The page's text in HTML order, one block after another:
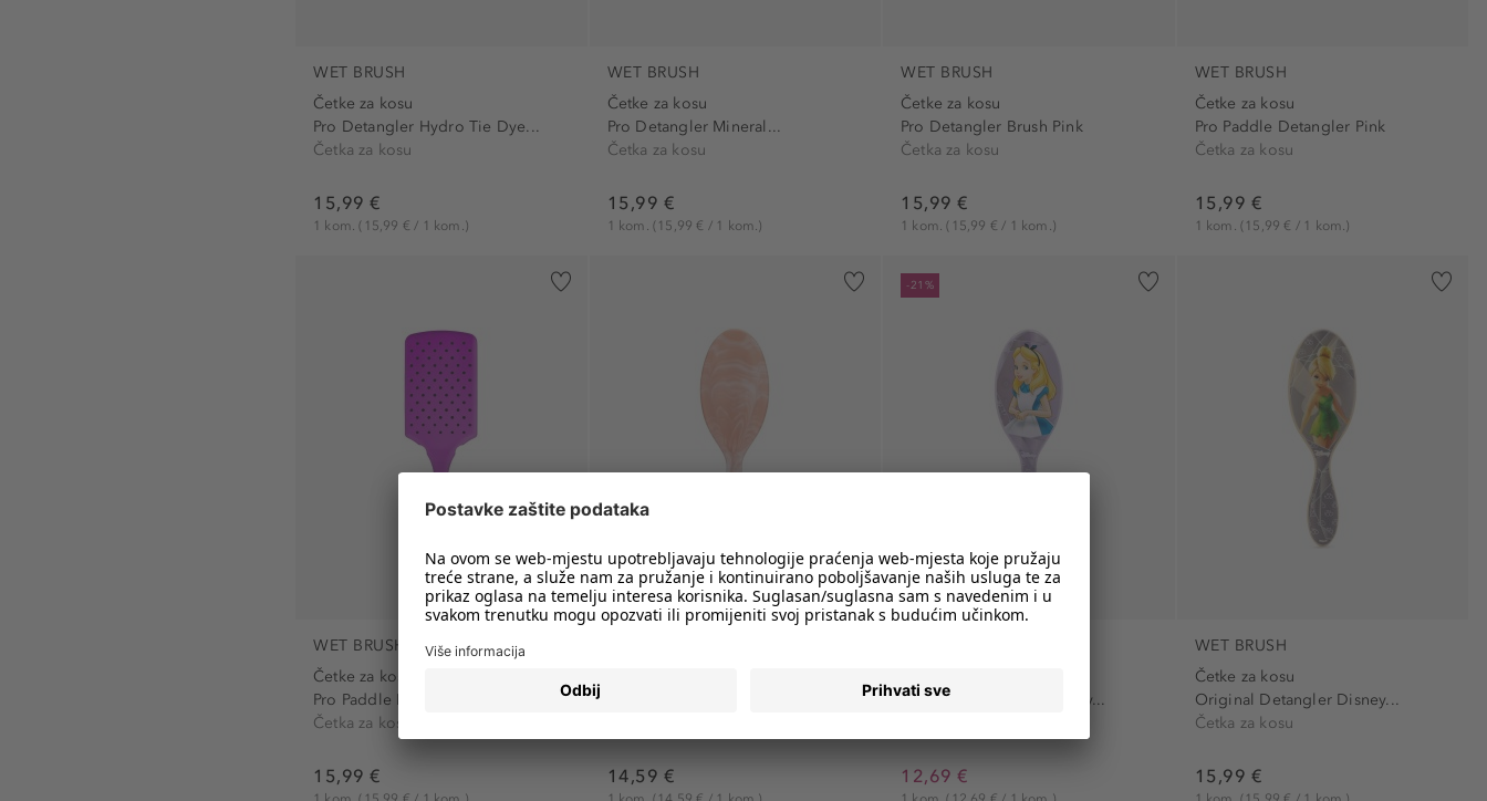
WET BRUSH
Četke za kosu
Pro Detangler Hydro Tie Dye...
Četka za kosu
15,99 €
1 kom.(15,99 € / 1 kom.)
WET BRUSH
Četke za kosu
Pro Detangler Mineral...
Četka za kosu
15,99 €
1 kom. (15,99 € / 1 kom.)
WET BRUSH
Četke za kosu
Pro Detangler Brush Pink
Četka za kosu
15,99 €
1 kom.(15,99 € / 1 kom.)
WET BRUSH
Četke za kosu
Pro Paddle Detangler Pink
Četka za kosu
15,99 €
1 kom. (15,99 € / 1 kom.)
WET BRUSH
Četke za kosu
Pro Paddle Detangler Purple
Četka za kosu
15,99 € 14,59 €
-21%
Original Detangler Disney...
12,69 €
WET BRUSH
Četke za kosu
Original Detangler Disney...
Četka za kosu
15,99 €